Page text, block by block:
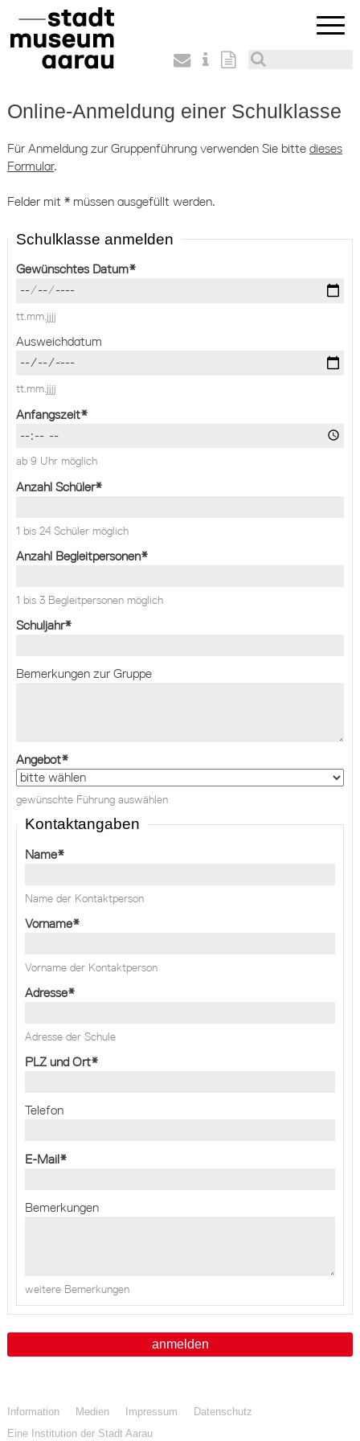
Online-Anmeldung einer Schulklasse
Für Anmeldung zur Gruppenführung verwenden Sie bitte dieses
Formular.
Felder mit * müssen ausgefüllt werden.
Schulklasse anmelden
Gewünschtes Datum*
tt.mm.jjjj
Ausweichdatum
tt.mm.jjjj
Anfangszeit*
ab 9 Uhr möglich
Anzahl Schüler*
1 bis 24 Schüler möglich
Anzahl Begleitpersonen*
1 bis 3 Begleitpersonen möglich
Schuljahr*
Bemerkungen zur Gruppe
Angebot*
gewünschte Führung auswählen
Kontaktangaben
Name*
Name der Kontaktperson
Vorname*
Vorname der Kontaktperson
Adresse*
Adresse der Schule
PLZ und Ort*
Telefon
E-Mail*
Bemerkungen
weitere Bemerkungen
anmelden
Information Medien Impressum
Datenschutz
Eine Institution der Stadt Aarau